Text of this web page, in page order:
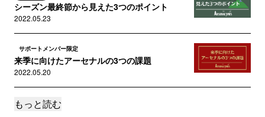
シーズン最終節から見えた3つのポイント
2022.05.23
サポートメンバー限定
来季に向けたアーセナルの3つの課題
2022.05.20
サポートメンバー限定
もっと読む